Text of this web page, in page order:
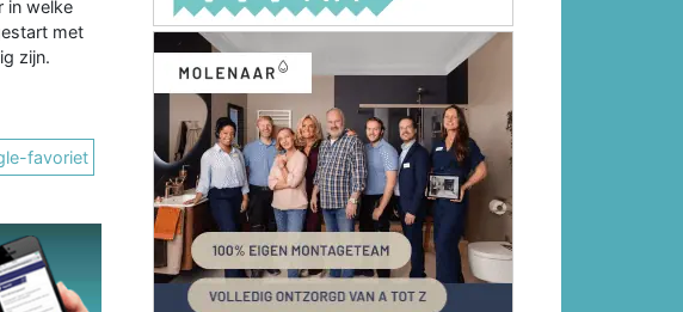
in welke
met
zijn.
favoriet